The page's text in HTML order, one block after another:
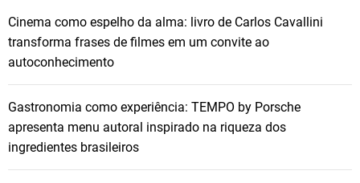
Cinema como espelho da alma: livro de Carlos Cavallini
transforma frases de filmes em um convite ao
autoconhecimento
Gastronomia como experiência: TEMPO by Porsche
apresenta menu autoral inspirado na riqueza dos
ingredientes brasileiros